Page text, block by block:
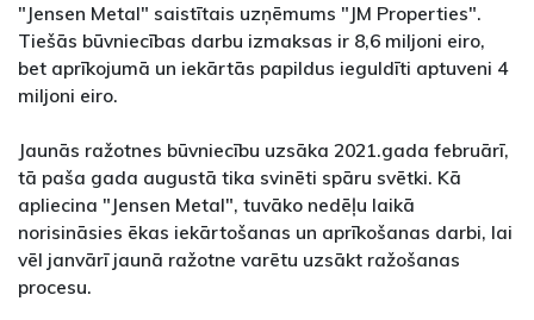
"Jensen Metal" saistītais uzņēmums "JM Properties".
Tiešās būvniecības darbu izmaksas ir 8,6 miljoni eiro,
bet aprīkojumā un iekārtās papildus ieguldīti aptuveni 4
miljoni eiro.
Jaunās ražotnes būvniecību uzsāka 2021.gada februārī,
tā paša gada augustā tika svinēti spāru svētki. Kā
apliecina "Jensen Metal", tuvāko nedēļu laikā
norisināsies ēkas iekārtošanas un aprīkošanas darbi, lai
vēl janvārī jaunā ražotne varētu uzsākt ražošanas
procesu.